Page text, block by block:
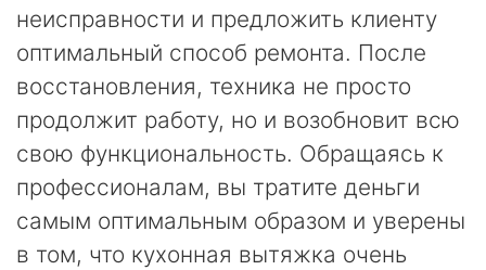
неисправности и предложить клиенту
оптимальный способ ремонта. После
восстановления, техника не просто
продолжит работу, но и возобновит всю
свою функциональность. Обращаясь к
профессионалам, вы тратите деньги
самым оптимальным образом и уверены
в том, что кухонная вытяжка очень